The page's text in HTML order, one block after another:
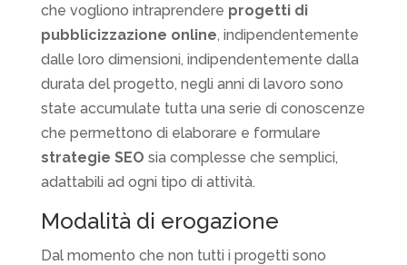
che vogliono intraprendere progetti di
pubblicizzazione online, indipendentemente
dalle loro dimensioni, indipendentemente dalla
durata del progetto, negli anni di lavoro sono
state accumulate tutta una serie di conoscenze
che permettono di elaborare e formulare
strategie SEO sia complesse che semplici,
adattabili ad ogni tipo di attività.
Modalità di erogazione
Dal momento che non tutti i progetti sono